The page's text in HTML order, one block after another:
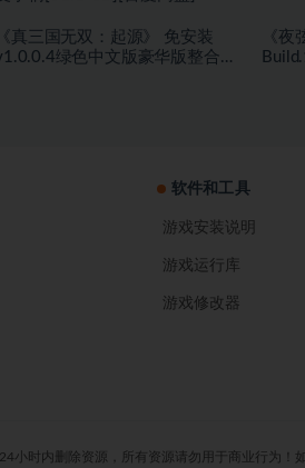
《真三国无双：起源》 免安装
绿色中文版豪华版整合
《夜
软件和工具
游戏安装说明
游戏运行库
游戏修改器
时内删除资源，所有资源请勿用于商业行为